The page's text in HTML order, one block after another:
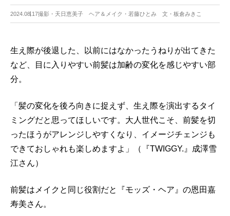
2024.08.17撮影・天日恵美子 ヘア＆メイク・若藤ひとみ 文・板倉みきこ
生え際が後退した、以前にはなかったうねりが出てきた
など、目に入りやすい前髪は加齢の変化を感じやすい部
分。
「髪の変化を後ろ向きに捉えず、生え際を演出するタイ
ミングだと思ってほしいです。大人世代こそ、前髪を切
ったほうがアレンジしやすくなり、イメージチェンジも
できておしゃれも楽しめますよ」（『TWIGGY.』成澤雪
江さん）
前髪はメイクと同じ役割だと『モッズ・ヘア』の恩田嘉
寿美さん。